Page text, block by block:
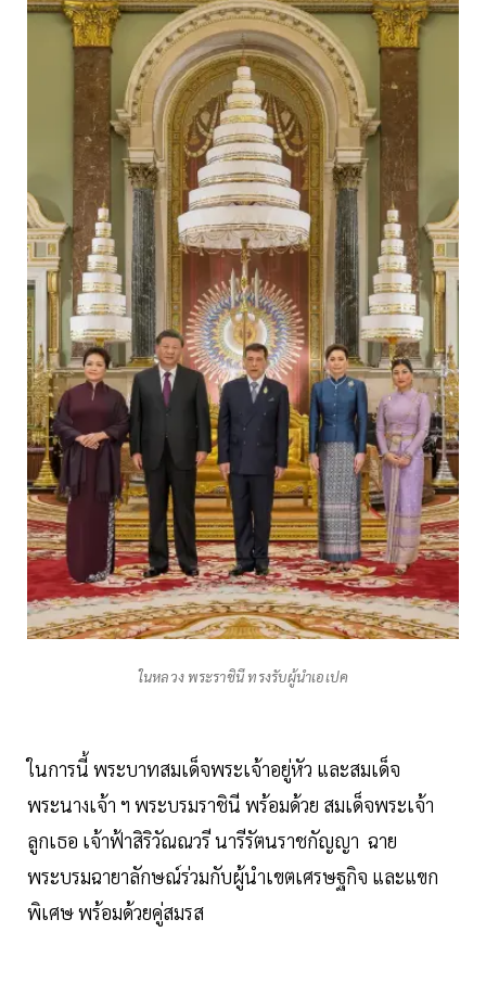
ในหลวง พระราชินี ทรงรับผู้นำเอเปค
ในการนี้ พระบาทสมเด็จพระเจ้าอยู่หัว และสมเด็จ
พระนางเจ้า ฯ พระบรมราชินี พร้อมด้วย สมเด็จพระเจ้า
ลูกเธอ เจ้าฟ้าสิริวัณณวรี นารีรัตนราชกัญญา ฉาย
พระบรมฉายาลักษณ์ร่วมกับผู้นำเขตเศรษฐกิจ และแขก
พิเศษ พร้อมด้วยคู่สมรส